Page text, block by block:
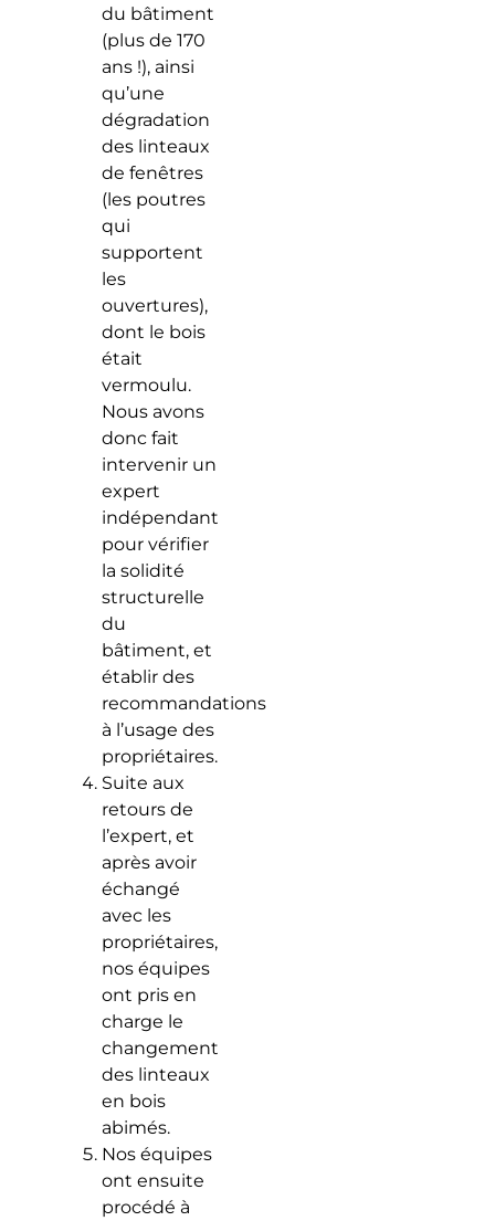
du bâtiment
(plus de 170
ans !), ainsi
qu’une
dégradation
des linteaux
de fenêtres
(les poutres
qui
supportent
les
ouvertures),
dont le bois
était
vermoulu.
Nous avons
donc fait
intervenir un
expert
indépendant
pour vérifier
la solidité
structurelle
du
bâtiment, et
établir des
recommandations
à l’usage des
propriétaires.
Suite aux
retours de
l’expert, et
après avoir
échangé
avec les
propriétaires,
nos équipes
ont pris en
charge le
changement
des linteaux
en bois
abimés.
Nos équipes
ont ensuite
procédé à